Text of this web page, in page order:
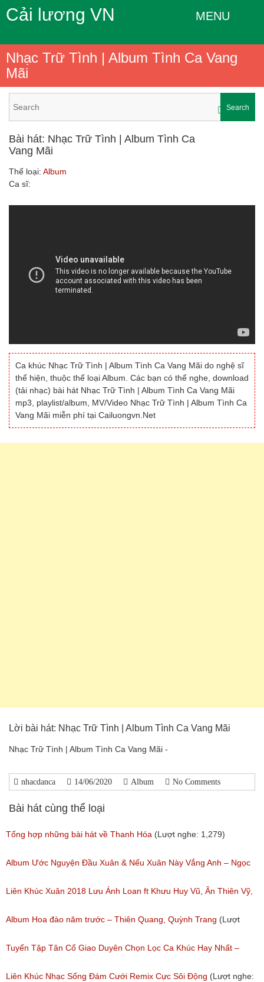
Cải lương VN MENU
Nhạc Trữ Tình | Album Tình Ca Vang
Mãi
Search
Bài hát: Nhạc Trữ Tình | Album Tình Ca
Vang Mãi
Thể loại: Album
Ca sĩ:
Ca khúc Nhạc Trữ Tình | Album Tình Ca Vang Mãi do nghệ sĩ
thể hiện, thuộc thể loại Album. Các bạn có thể nghe, download
(tải nhạc) bài hát Nhạc Trữ Tình | Album Tình Ca Vang Mãi
mp3, playlist/album, MV/Video Nhạc Trữ Tình | Album Tình Ca
Vang Mãi miễn phí tại Cailuongvn.Net
Lời bài hát: Nhạc Trữ Tình | Album Tình Ca Vang Mãi
Nhạc Trữ Tình | Album Tình Ca Vang Mãi -
nhacdanca 14/06/2020 Album No Comments
Bài hát cùng thể loại
Tổng hợp những bài hát về Thanh Hóa (Lượt nghe: 1,279)
Album Ước Nguyện Đầu Xuân & Nếu Xuân Này Vắng Anh – Ngọc
Nữ Phương Anh │ Nhạc Xuân Mới Nhất 2018
(Lượt nghe: 635)
Liên Khúc Xuân 2018 Lưu Ánh Loan ft Khưu Huy Vũ, Ân Thiên Vỹ,
Lưu Chí Vỹ
(Lượt nghe: 410)
Album Hoa đào năm trước – Thiên Quang, Quỳnh Trang (Lượt
nghe: 249)
Tuyển Tập Tân Cổ Giao Duyên Chọn Lọc Ca Khúc Hay Nhất –
Album Tân Cổ Hoa Tím Bằng Lăng
Liên Khúc Nhạc Sống Đám Cưới Remix Cực Sôi Động (Lượt nghe: